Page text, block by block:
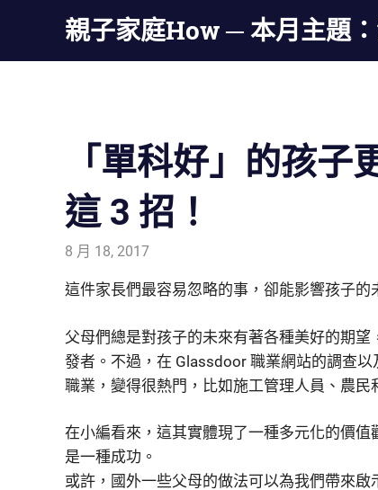
親子家庭How ─ 本月主題
「單科好」的孩
這 3 招！
8 月 18, 2017
這件家長們最容易忽略的事，卻能影響孩子的
父母們總是對孩子的未來有著各種美好的期
發者。不過，在 Glassdoor 職業網站的調查
職業，變得很熱門，比如施工管理人員、農
在小編看來，這其實體現了一種多元化的價
是一種成功。
或許，國外一些父母的做法可以為我們帶來啟